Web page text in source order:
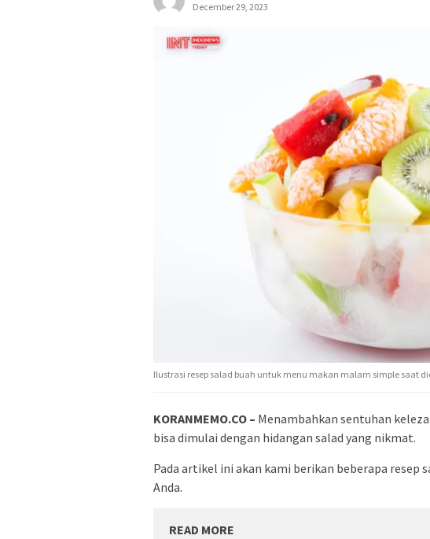
December 29, 2023
Ilustrasi resep salad buah untuk menu makan malam simple saat
KORANMEMO.CO – Menambahkan sentuhan
bisa dimulai dengan hidangan salad yang nikmat.
Pada artikel ini akan kami berikan beberapa resep
Anda.
READ MORE